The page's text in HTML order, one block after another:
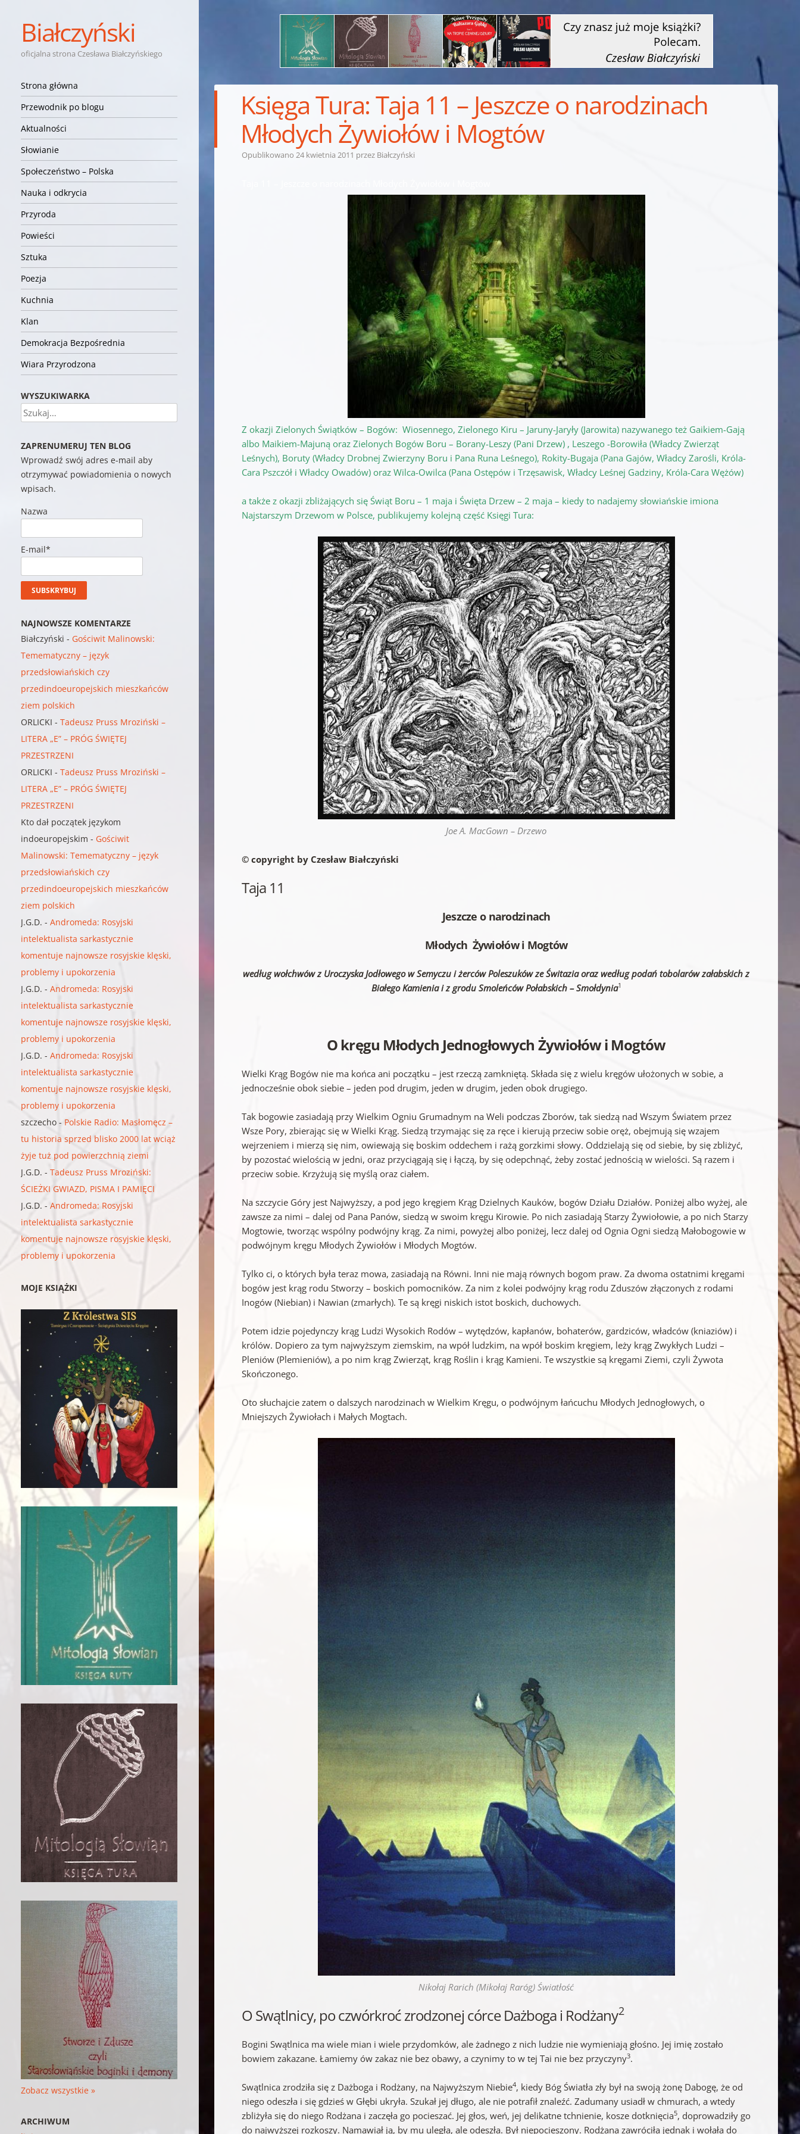
Białczyński
oficjalna strona Czesława Białczyńskiego
Nawigacja
Przejdź do treści
Strona główna
Przewodnik po blogu
Aktualności
Słowianie
Społeczeństwo – Polska
Nauka i odkrycia
Przyroda
Powieści
Sztuka
Poezja
Kuchnia
Klan
Demokracja Bezpośrednia
Wiara Przyrodzona
Księga Tura: Taja 11 – Jeszcze o narodzinach
Młodych Żywiołów i Mogtów
Opublikowano24 kwietnia 2011 przez Białczyński
Z okazji Zielonych Świątków – Bogów: Wiosennego, Zielonego Kiru – Jaruny-Jaryły (Jarowita) nazywanego też Gaikiem-Gają
albo Maikiem-Majuną oraz Zielonych Bogów Boru – Borany-Leszy (Pani Drzew) , Leszego -Borowiła (Władcy Zwierząt
Leśnych), Boruty (Władcy Drobnej Zwierzyny Boru i Pana Runa Leśnego), Rokity-Bugaja (Pana Gajów, Władcy Zarośli, Króla-
Cara Pszczół i Władcy Owadów) oraz Wilca-Owilca (Pana Ostępów i Trzęsawisk, Władcy Leśnej Gadziny, Króla-Cara Wężów)
a także z okazji zbliżających się Świąt Boru – 1 maja i Święta Drzew – 2 maja – kiedy to nadajemy słowiańskie imiona
Najstarszym Drzewom w Polsce, publikujemy kolejną część Księgi Tura:
Joe A. MacGown – Drzewo
© copyright by Czesław Białczyński
Taja 11
Jeszcze o narodzinach
Młodych Żywiołów i Mogtów
według wołchwów z Uroczyska Jodłowego w Semyczu i żerców Poleszuków ze Świtazia oraz według podań tobolarów załabskich z
Białego Kamienia i z grodu Smoleńców Połabskich – Smołdynia1
O kręgu Młodych Jednogłowych Żywiołów i Mogtów
Wielki Krąg Bogów nie ma końca ani początku – jest rzeczą zamkniętą. Składa się z wielu kręgów ułożonych w sobie, a
jednocześnie obok siebie – jeden pod drugim, jeden w drugim, jeden obok drugiego.
Tak bogowie zasiadają przy Wielkim Ogniu Grumadnym na Weli podczas Zborów, tak siedzą nad Wszym Światem przez
Wsze Pory, zbierając się w Wielki Krąg. Siedzą trzymając się za ręce i kierują przeciw sobie oręż, obejmują się wzajem
wejrzeniem i mierzą się nim, owiewają się boskim oddechem i rażą gorzkimi słowy. Oddzielają się od siebie, by się zbliżyć,
by pozostać wielością w jedni, oraz przyciągają się i łączą, by się odepchnąć, żeby zostać jednością w wielości. Są razem i
przeciw sobie. Krzyżują się myślą oraz ciałem.
Na szczycie Góry jest Najwyższy, a pod jego kręgiem Krąg Dzielnych Kauków, bogów Działu Działów. Poniżej albo wyżej, ale
zawsze za nimi – dalej od Pana Panów, siedzą w swoim kręgu Kirowie. Po nich zasiadają Starzy Żywiołowie, a po nich Starzy
Mogtowie, tworząc wspólny podwójny krąg. Za nimi, powyżej albo poniżej, lecz dalej od Ognia Ogni siedzą Małobogowie w
podwójnym kręgu Młodych Żywiołów i Młodych Mogtów.
Tylko ci, o których była teraz mowa, zasiadają na Równi. Inni nie mają równych bogom praw. Za dwoma ostatnimi kręgami
bogów jest krąg rodu Stworzy – boskich pomocników. Za nim z kolei podwójny krąg rodu Zduszów złączonych z rodami
Inogów (Niebian) i Nawian (zmarłych). Te są kręgi niskich istot boskich, duchowych.
Potem idzie pojedynczy krąg Ludzi Wysokich Rodów – wytędzów, kapłanów, bohaterów, gardziców, władców (kniaziów) i
królów. Dopiero za tym najwyższym ziemskim, na wpół ludzkim, na wpół boskim kręgiem, leży krąg Zwykłych Ludzi –
Pleniów (Plemieniów), a po nim krąg Zwierząt, krąg Roślin i krąg Kamieni. Te wszystkie są kręgami Ziemi, czyli Żywota
Skończonego.
Oto słuchajcie zatem o dalszych narodzinach w Wielkim Kręgu, o podwójnym łańcuchu Młodych Jednogłowych, o
Mniejszych Żywiołach i Małych Mogtach.
Nikołaj Rarich (Mikołaj Raróg) Światłość
O Swątlnicy, po czwórkroć zrodzonej córce Dażboga i Rodżany2
Bogini Swątlnica ma wiele mian i wiele przydomków, ale żadnego z nich ludzie nie wymieniają głośno. Jej imię zostało
bowiem zakazane. Łamiemy ów zakaz nie bez obawy, a czynimy to w tej Tai nie bez przyczyny3.
Swątlnica zrodziła się z Dażboga i Rodżany, na Najwyższym Niebie4, kiedy Bóg Światła zły był na swoją żonę Dabogę, że od
niego odeszła i się gdzieś w Głębi ukryła. Szukał jej długo, ale nie potrafił znaleźć. Zadumany usiadł w chmurach, a wtedy
zbliżyła się do niego Rodżana i zaczęła go pocieszać. Jej głos, weń, jej delikatne tchnienie, kosze dotknięcia5, doprowadziły go
do najwyższej rozkoszy. Namawiał ją, by mu uległa, ale odeszła. Był niepocieszony. Rodżana zawróciła jednak i wołała do
WYSZUKIWARKA
Szukaj
ZAPRENUMERUJ TEN BLOG
Wprowadź swój adres e-mail aby
otrzymywać powiadomienia o nowych
wpisach.
Nazwa
E-mail*
NAJNOWSZE KOMENTARZE
Białczyński - Gościwit Malinowski:
Temematyczny – język
przedsłowiańskich czy
przedindoeuropejskich mieszkańców
ziem polskich
ORLICKI -Tadeusz Pruss Mroziński –
LITERA „E” – PRÓG ŚWIĘTEJ
PRZESTRZENI
ORLICKI -Tadeusz Pruss Mroziński –
LITERA „E” – PRÓG ŚWIĘTEJ
PRZESTRZENI
Kto dał początek językom
indoeuropejskim - Gościwit
Malinowski: Temematyczny – język
przedsłowiańskich czy
przedindoeuropejskich mieszkańców
ziem polskich
J.G.D. -Andromeda: Rosyjski
intelektualista sarkastycznie
komentuje najnowsze rosyjskie klęski,
problemy i upokorzenia
J.G.D. -Andromeda: Rosyjski
intelektualista sarkastycznie
komentuje najnowsze rosyjskie klęski,
problemy i upokorzenia
J.G.D. -Andromeda: Rosyjski
intelektualista sarkastycznie
komentuje najnowsze rosyjskie klęski,
problemy i upokorzenia
szczecho - Polskie Radio: Masłomęcz –
tu historia sprzed blisko 2000 lat wciąż
żyje tuż pod powierzchnią ziemi
J.G.D. -Tadeusz Pruss Mroziński:
ŚCIEŻKI GWIAZD, PISMA I PAMIĘCI
J.G.D. -Andromeda: Rosyjski
intelektualista sarkastycznie
komentuje najnowsze rosyjskie klęski,
problemy i upokorzenia
MOJE KSIĄŻKI
Zobacz wszystkie »
ARCHIWUM